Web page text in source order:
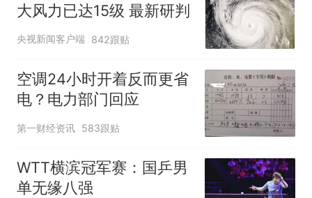
大风力已达15级 最新研判
央视新闻客户端 842跟贴
空调24小时开着反而更省
电？电力部门回应
第一财经资讯 583跟贴
WTT横滨冠军赛：国乒男
单无缘八强